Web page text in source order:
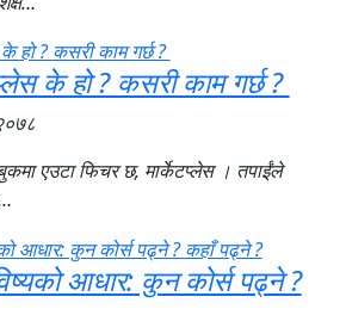
के हो ? कसरी काम गर्छ ?
एउटा फिचर छ, मार्केटप्लेस । तपाईंले
आधार: कुन कोर्स पढ्ने ?